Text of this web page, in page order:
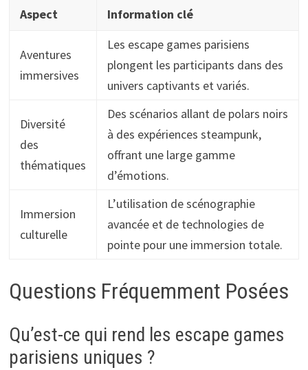
Aspect Information clé
Aventures
immersives
Les escape games parisiens
plongent les participants dans des
univers captivants et variés.
Diversité
des
thématiques
Des scénarios allant de polars noirs
à des expériences steampunk,
offrant une large gamme
d’émotions.
Immersion
culturelle
L’utilisation de scénographie
avancée et de technologies de
pointe pour une immersion totale.
Questions Fréquemment Posées
Qu’est-ce qui rend les escape games
parisiens uniques ?